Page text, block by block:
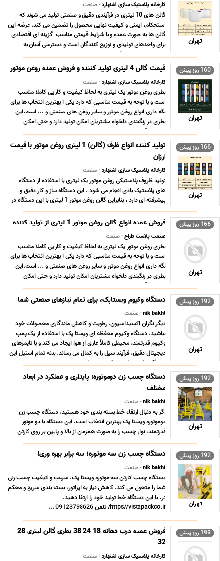
تهران
کارخانه پلاستیک سازی اشتهارد- صنعت
گالن های 10 لیتری در فرآیندی دقیق و صنعتی تولید می شوند که
استحکام، ایمنی و کیفیت نهایی محصول را تضمین می کند. عرضه این
گالن ها به صورت عمده و با شرایط قیمتی مناسب، گزینه ای اقتصادی
برای واحدهای تولیدی و توزیع کنندگان است و دسترسی آسان به
محصولی کاربردی و قابل اعتماد را ممکن می س ... ...
160 روز پیش
تهران
قیمت گالن 4 لیتری تولید کننده و فروش عمده روغن موتور
کارخانه پلاستیک سازی اشتهارد- صنعت
بطری روغن موتور یک لیتری به لحاظ کیفیت و کارایی کاملا مناسب
است و با توجه به قیمت مناسبی که دارد یکی ا بهترین انتخاب ها برای
نگه داری انواع روغن موتور و سایر روغن های صنعتی و ... است.این
بطری در رنگبندی دلخواه مشتریان امکان تولید دارد و حتی امکان
انتخاب نگ درب بطری نیز برای مشتری ... ...
166 روز پیش
تهران
تولید کننده انواع ظرف (گالن) 1 لیتری روغن موتور با قیمت
ارزان
کارخانه پلاستیک سازی اشتهارد- صنعت
تولید ظروف پلاستیکی روغن موتور یک لیتری با استفاده از دستگاه
های پلاستیک بادی انجام می شود ، این دستگاه ساز و کار دقیق و
پیشرفته ای دارد ، بنابراین گالن روغن موتور 1 لیتری با این دستگاه در
مدت زمان کوتاه و با کیفیت بسیار بالا انجام می شود. از آنجایی که
درون گالن روغن موتور از مای ... ...
166 روز پیش
تهران
فروش عمده انواع گالن روغن موتور 1 لیتری از تولید کننده
صنعت پلاست طراح- صنعت
بطری روغن موتور یک لیتری به لحاظ کیفیت و کارایی کاملا مناسب
است و با توجه به قیمت مناسبی که دارد یکی ا بهترین انتخاب ها برای
نگه داری انواع روغن موتور و سایر روغن های صنعتی و ... است.این
بطری در رنگبندی دلخواه مشتریان امکان تولید دارد و حتی امکان
انتخاب نگ درب بطری نیز برای مشتری ... ...
192 روز پیش
تهران
دستگاه وکیوم ویستاپک، برای تمام نیازهای صنعتی شما
nik bakht- صنعت
دیگر نگران اکسیداسیون، رطوبت و کاهش ماندگاری محصولات خود
نباشید. دستگاه وکیوم محفظه ای ویستا پک با استفاده از یک پمپ
وکیوم قدرتمند، محیطی کاملاً عاری از هوا ایجاد می کند و با تایمرهای
دیجیتال دقیق، فرآیند سیل را به کمال می رساند. بدنه تمام استیل این
دستگاه تضمین کننده بالاترین سط ... ...
192 روز پیش
تهران
دستگاه چسب زن دوموتوره: پایداری و عملکرد در ابعاد
مختلف
nik bakht- صنعت
اگر به دنبال ارتقاء خط بسته بندی خود هستید، دستگاه چسب زن
دوموتوره ویستا پک بهترین انتخاب است. این دستگاه با دو موتور
قدرتمند، نوار چسب را به صورت همزمان از بالا و پایین بر روی کارتن
اعمال می کند و پلمپ محکم و استاندارد را تضمین می نماید. سرعت
بالا، مصرف چسب بهینه و قیمت مقرون به ... ...
192 روز پیش
تهران
دستگاه چسب زن سه موتوره؛ سه برابر بهره وری!
nik bakht- صنعت
دستگاه چسب کارتن سه موتوره ویستا پک، سرعت و کیفیت چسب زنی
شما را متحول می کند. کاهش نیاز به اپراتور، بسته بندی سریع و محکم
تر. با این دستگاه خط تولید خود را ارتقا دهید.
https//vistapackco.ir/ تلفن 09123798626 ...
193 روز پیش
فروش عمده درب دهانه 18 24 38 بطری گالن لیتری 28
32
کارخانه پلاستیک سازی اشتهارد- صنعت